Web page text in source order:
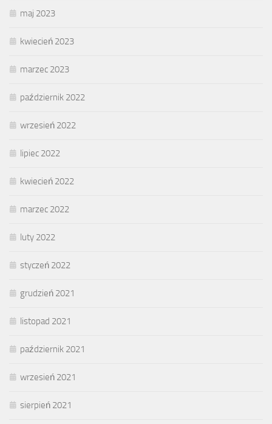
maj 2023
kwiecień 2023
marzec 2023
październik 2022
wrzesień 2022
lipiec 2022
kwiecień 2022
marzec 2022
luty 2022
styczeń 2022
grudzień 2021
listopad 2021
październik 2021
wrzesień 2021
sierpień 2021